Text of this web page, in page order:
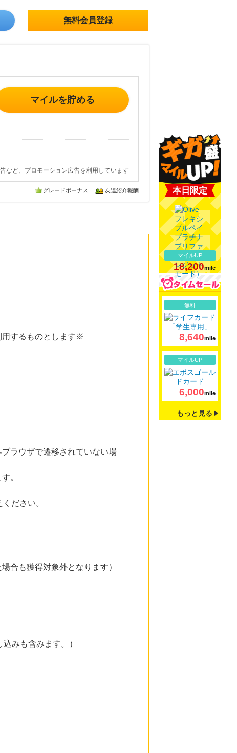
無料会員登録
マイルを貯める
など、プロモーション広告を利用しています
グレードボーナス 友達紹介報酬
用するものとします※
ラウザで遷移されていない場
。
ださい。
合も獲得対象外となります）
みも含みます。）
本日限定
マイルUP
18,200mile
無料
8,640mile
マイルUP
6,000mile
もっと見る